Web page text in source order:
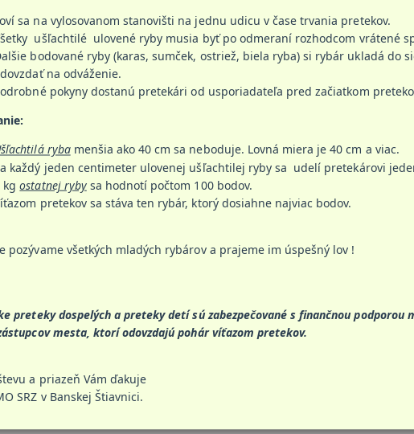
sa na vylosovanom stanovišti na jednu udicu v čase trvania pretekov.
ušľachtilé ulovené ryby musia byť po odmeraní rozhodcom vrátené
bodované ryby (karas, sumček, ostriež, biela ryba) si rybár ukladá do
na odváženie.
pokyny dostanú pretekári od usporiadateľa pred začiatkom
rybamenšia ako 40 cm sa neboduje. Lovná miera je 40 cm a viac.
každý jeden centimeter ulovenej ušľachtilej ryby sa udelí pretekárovi
kgostatnej ryby sa hodnotí počtom 100 bodov.
pretekov sa stáva ten rybár, ktorý dosiahne najviac bodov.
pozývame všetkých mladých rybárov a prajeme im úspešný lov !
preteky dospelých a preteky detí sú zabezpečované s finančnou podporou
mesta, ktorí odovzdajú pohár víťazom pretekov.
a priazeň Vám ďakuje
SRZ v Banskej Štiavnici.